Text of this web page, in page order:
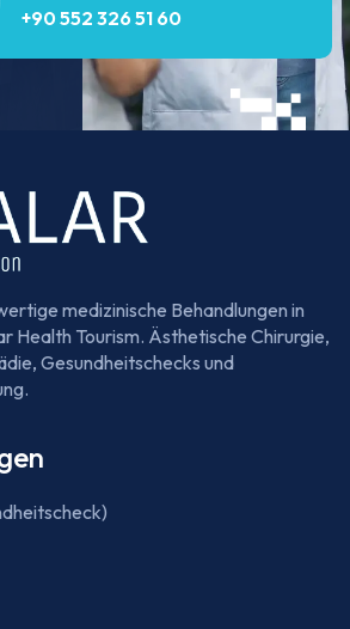
+90 552 326 51 60
medizinische Behandlungen in
Health Tourism. Ästhetische Chirurgie,
Gesundheitschecks und